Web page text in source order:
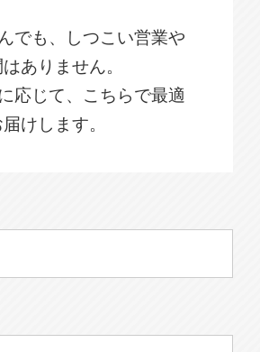
でも、しつこい営業や
ありません。
応じて、こちらで最適
けします。